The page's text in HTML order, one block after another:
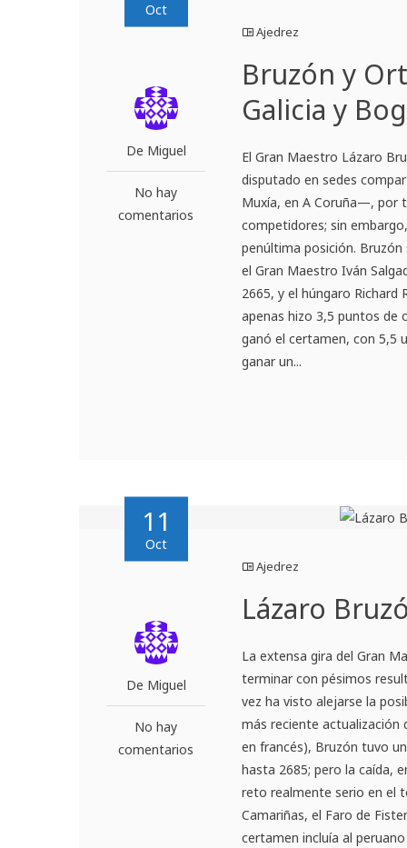
Oct
De Miguel
No hay
comentarios
Ajedrez
Bruzón y
Galicia y
El Gran Maestro Lázaro
disputado en sedes
Muxía, en A Coruña—, por
competidores; sin
penúltima posición.
el Gran Maestro Iván
2665, y el húngaro
apenas hizo 3,5 puntos de
ganó el certamen, con 5,5
ganar un...
11
Oct
De Miguel
No hay
comentarios
Ajedrez
Lázaro
La extensa gira del Gran
terminar con pésimos
vez ha visto alejarse la
más reciente actualización
en francés), Bruzón tuvo
hasta 2685; pero la caída,
reto realmente serio en el
Camariñas, el Faro de
certamen incluía al